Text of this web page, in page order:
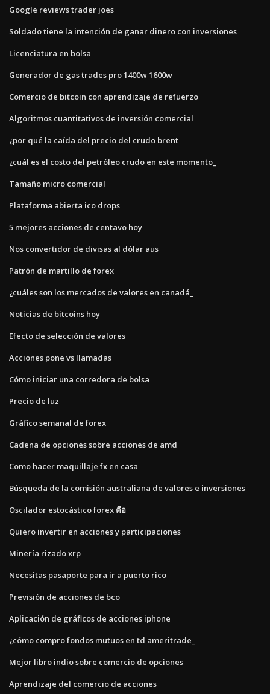
Google reviews trader joes
Soldado tiene la intención de ganar dinero con inversiones
Licenciatura en bolsa
Generador de gas trades pro 1400w 1600w
Comercio de bitcoin con aprendizaje de refuerzo
Algoritmos cuantitativos de inversión comercial
¿por qué la caída del precio del crudo brent
¿cuál es el costo del petróleo crudo en este momento_
Tamaño micro comercial
Plataforma abierta ico drops
5 mejores acciones de centavo hoy
Nos convertidor de divisas al dólar aus
Patrón de martillo de forex
¿cuáles son los mercados de valores en canadá_
Noticias de bitcoins hoy
Efecto de selección de valores
Acciones pone vs llamadas
Cómo iniciar una corredora de bolsa
Precio de luz
Gráfico semanal de forex
Cadena de opciones sobre acciones de amd
Como hacer maquillaje fx en casa
Búsqueda de la comisión australiana de valores e inversiones
Oscilador estocástico forex คือ
Quiero invertir en acciones y participaciones
Minería rizado xrp
Necesitas pasaporte para ir a puerto rico
Previsión de acciones de bco
Aplicación de gráficos de acciones iphone
¿cómo compro fondos mutuos en td ameritrade_
Mejor libro indio sobre comercio de opciones
Aprendizaje del comercio de acciones